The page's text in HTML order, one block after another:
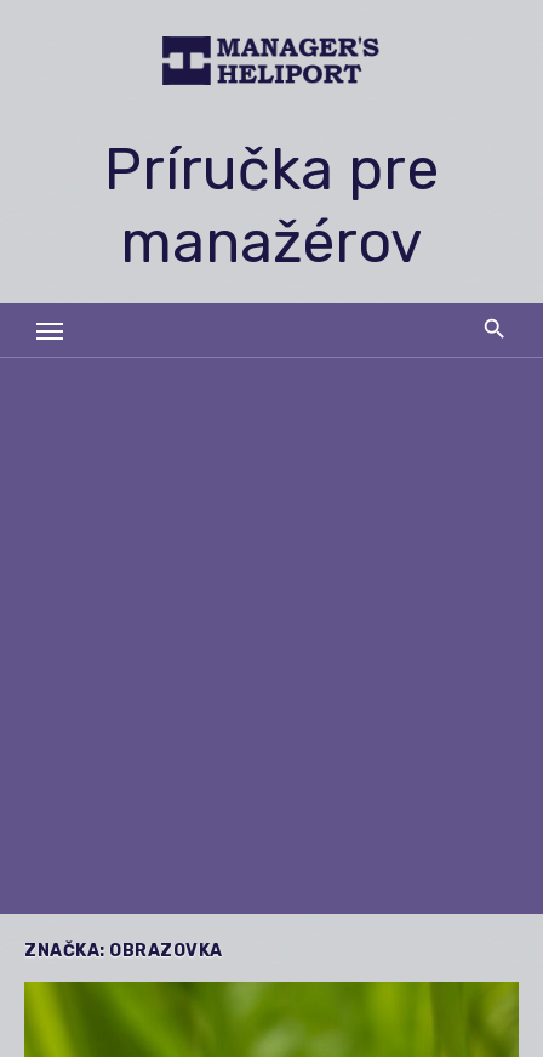
Príručka pre
manažérov
ZNAČKA: OBRAZOVKA